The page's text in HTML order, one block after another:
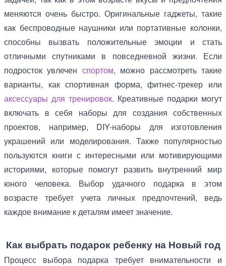
меняются очень быстро. Оригинальные гаджеты, такие
как беспроводные наушники или портативные колонки,
способны вызвать положительные эмоции и стать
отличными спутниками в повседневной жизни. Если
подросток увлечен спортом, можно рассмотреть такие
варианты, как спортивная форма, фитнес-трекер или
аксессуары для тренировок. Креативные подарки могут
включать в себя наборы для создания собственных
проектов, например, DIY-наборы для изготовления
украшений или моделирования. Также популярностью
пользуются книги с интересными или мотивирующими
историями, которые помогут развить внутренний мир
юного человека. Выбор удачного подарка в этом
возрасте требует учета личных предпочтений, ведь
каждое внимание к деталям имеет значение.
Как выбрать подарок ребенку на Новый год
Процесс выбора подарка требует внимательности и